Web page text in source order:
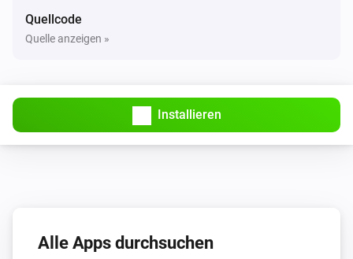
Quellcode
Quelle anzeigen »
Installieren
Alle Apps durchsuchen